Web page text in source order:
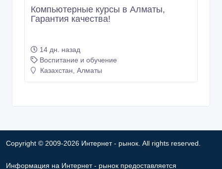
Компьютерные курсы в Алматы,
Гарантия качества!
14 дн. назад
Воспитание и обучение
Казахстан, Алматы
Copyright © 2009-2026 Интернет - рынок. All rights reserved.
Информация на Интернет - рынок предоставляется